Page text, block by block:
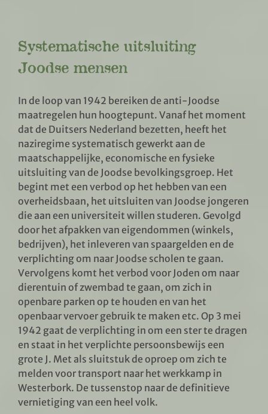
Systematische uitsluiting
Joodse mensen
In de loop van 1942 bereiken de anti-Joodse
maatregelen hun hoogtepunt. Vanaf het moment
dat de Duitsers Nederland bezetten, heeft het
naziregime systematisch gewerkt aan de
maatschappelijke, economische en fysieke
uitsluiting van de Joodse bevolkingsgroep. Het
begint met een verbod op het hebben van een
overheidsbaan, het uitsluiten van Joodse jongeren
die aan een universiteit willen studeren. Gevolgd
door het afpakken van eigendommen (winkels,
bedrijven), het inleveren van spaargelden en de
verplichting om naar Joodse scholen te gaan.
Vervolgens komt het verbod voor Joden om naar
dierentuin of zwembad te gaan, om zich in
openbare parken op te houden en van het
openbaar vervoer gebruik te maken etc. Op 3 mei
1942 gaat de verplichting in om een ster te dragen
en staat in het verplichte persoonsbewijs een
grote J. Met als sluitstuk de oproep om zich te
melden voor transport naar het werkkamp in
Westerbork. De tussenstop naar de definitieve
vernietiging van een heel volk.